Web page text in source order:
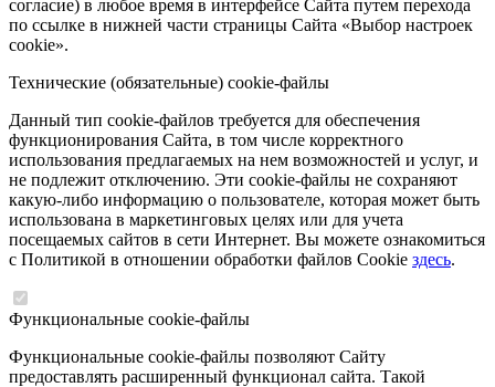
согласие) в любое время в интерфейсе Сайта путем перехода
по ссылке в нижней части страницы Сайта «Выбор настроек
cookie».
Технические (обязательные) cookie-файлы
Данный тип cookie-файлов требуется для обеспечения
функционирования Сайта, в том числе корректного
использования предлагаемых на нем возможностей и услуг, и
не подлежит отключению. Эти cookie-файлы не сохраняют
какую-либо информацию о пользователе, которая может быть
использована в маркетинговых целях или для учета
посещаемых сайтов в сети Интернет. Вы можете ознакомиться
с Политикой в отношении обработки файлов Cookie здесь.
Функциональные cookie-файлы
Функциональные cookie-файлы позволяют Сайту
предоставлять расширенный функционал сайта. Такой